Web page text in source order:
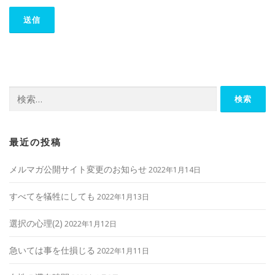
索:
最近の投稿
メルマガ公開サイト変更のお知らせ2022年1月14日
すべてを犠牲にしても 2022年1月13日
選択の心理(2) 2022年1月12日
急いては事を仕損じる 2022年1月11日